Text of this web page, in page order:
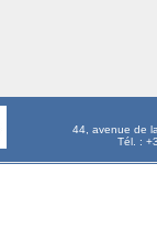
44, avenue de
Tél. :